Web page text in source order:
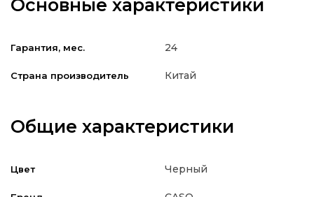
Основные характеристики
Гарантия, мес. 24
Страна производитель Китай
Общие характеристики
Цвет Черный